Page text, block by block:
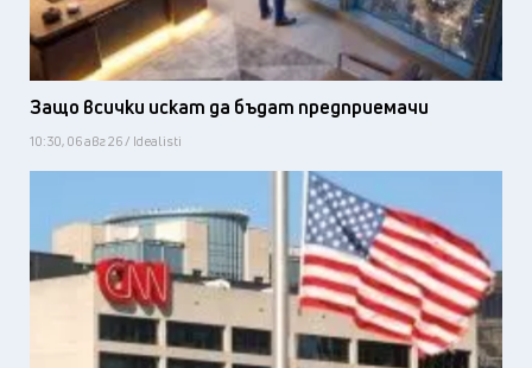
Защо всички искат да бъдат предприемачи
10:30, 06 авг 26 / Idealisti